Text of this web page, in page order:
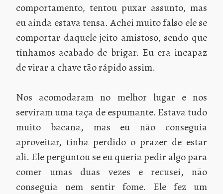
comportamento, tentou puxar assunto, mas
eu ainda estava tensa. Achei muito falso ele se
comportar daquele jeito amistoso, sendo que
tínhamos acabado de brigar. Eu era incapaz
de virar a chave tão rápido assim.
Nos acomodaram no melhor lugar e nos
serviram uma taça de espumante. Estava tudo
muito bacana, mas eu não conseguia
aproveitar, tinha perdido o prazer de estar
ali. Ele perguntou se eu queria pedir algo para
comer umas duas vezes e recusei, não
conseguia nem sentir fome. Ele fez um